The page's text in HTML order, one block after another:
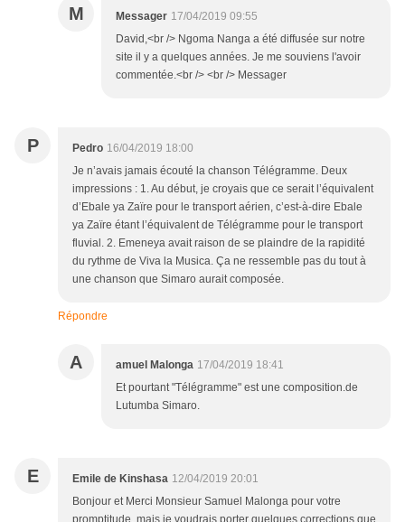
M Messager 17/04/2019 09:55
David,<br /> Ngoma Nanga a été diffusée sur notre
site il y a quelques années. Je me souviens l'avoir
commentée.<br /> <br /> Messager
P Pedro 16/04/2019 18:00
Je n’avais jamais écouté la chanson Télégramme. Deux
impressions : 1. Au début, je croyais que ce serait l’équivalent
d’Ebale ya Zaïre pour le transport aérien, c’est-à-dire Ebale
ya Zaïre étant l’équivalent de Télégramme pour le transport
fluvial. 2. Emeneya avait raison de se plaindre de la rapidité
du rythme de Viva la Musica. Ça ne ressemble pas du tout à
une chanson que Simaro aurait composée.
Répondre
A amuel Malonga 17/04/2019 18:41
Et pourtant "Télégramme" est une composition.de
Lutumba Simaro.
E Emile de Kinshasa 12/04/2019 20:01
Bonjour et Merci Monsieur Samuel Malonga pour votre
promptitude, mais je voudrais porter quelques corrections que